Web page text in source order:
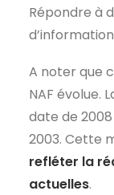
Répondre à
A noter que
NAF évolue.
date de
2003. Cette
refléter la
actuelles.